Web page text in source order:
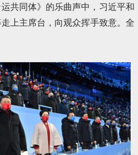
共同体》的乐曲声中，习近平和
上主席台，向观众挥手致意。全